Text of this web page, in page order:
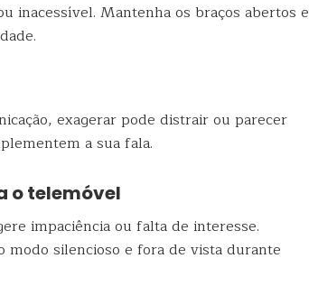
inacessível. Mantenha os braços abertos e
exagerar pode distrair ou parecer
a sua fala.
o telemóvel
impaciência ou falta de interesse.
silencioso e fora de vista durante